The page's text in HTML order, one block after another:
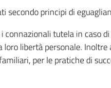
secondo principi di
connazionali tutela in caso
libertà personale. Inoltre
per le pratiche di